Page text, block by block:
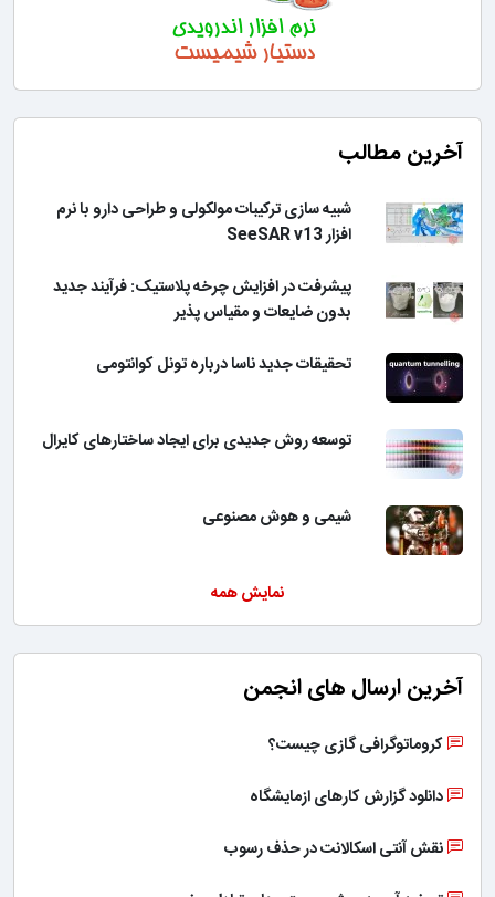
آخرین مطالب
شبیه سازی ترکیبات مولکولی و طراحی دارو با نرم
افزار SeeSAR v13
پیشرفت در افزایش چرخه پلاستیک: فرآیند جدید
بدون ضایعات و مقیاس پذیر
تحقیقات جدید ناسا درباره تونل کوانتومی
توسعه روش جدیدی برای ایجاد ساختارهای کایرال
شیمی و هوش مصنوعی
نمایش همه
آخرین ارسال های انجمن
کروماتوگرافی گازی چیست؟
دانلود گزارش کارهای ازمایشگاه
نقش آنتی اسکالانت در حذف رسوب